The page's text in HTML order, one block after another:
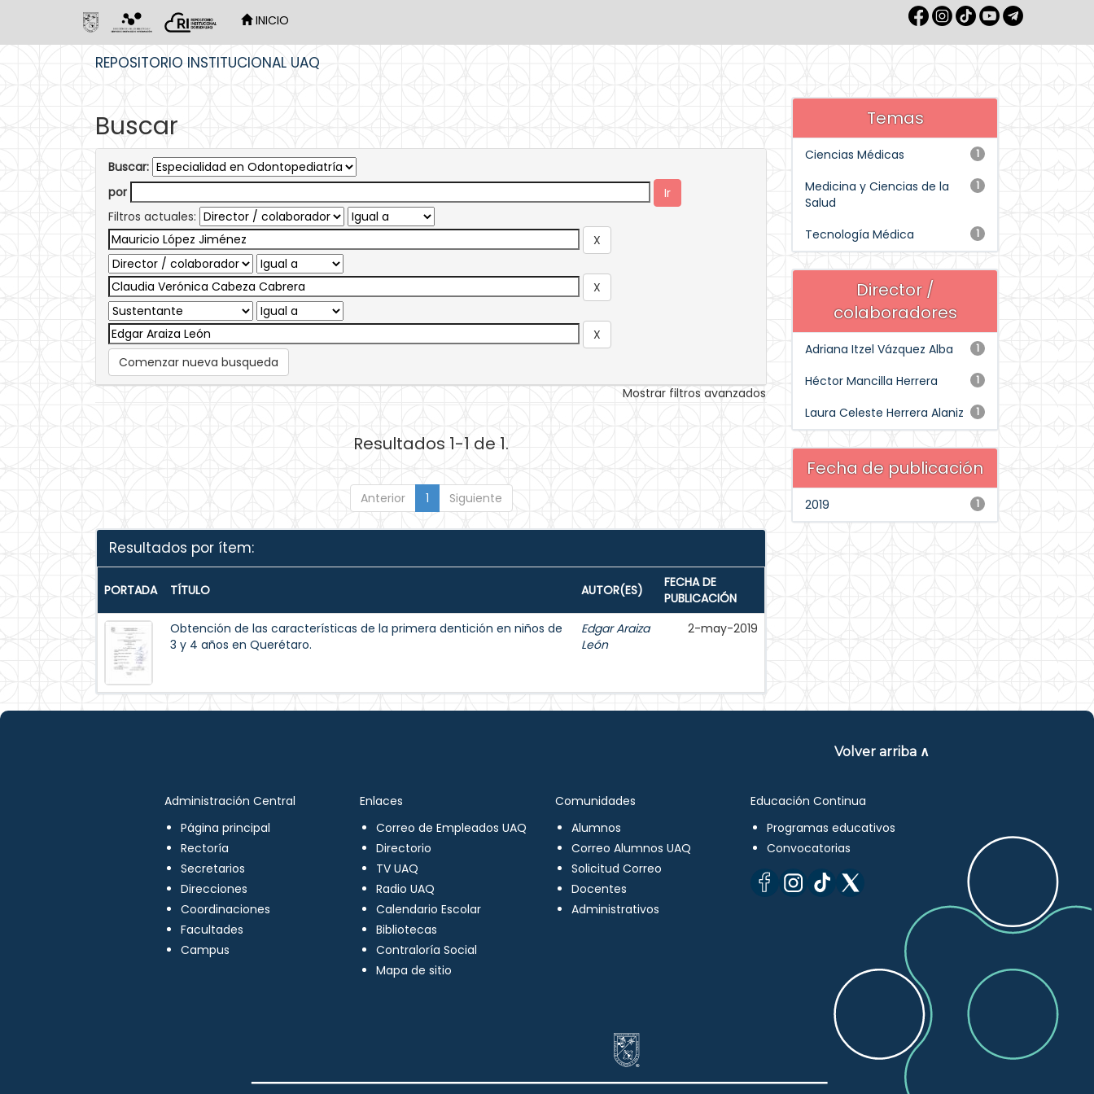
INICIO
REPOSITORIO INSTITUCIONAL UAQ
Buscar
Buscar:
por
Filtros actuales:
Comenzar nueva busqueda
Mostrar filtros avanzados
Resultados 1-1 de 1.
Anterior 1 Siguiente
Resultados por ítem:
PORTADA TÍTULO AUTOR(ES)
FECHA DE
PUBLICACIÓN
Obtención de las características de la primera dentición en niños de
3 y 4 años en Querétaro.
Edgar Araiza
León
2-may-2019
Temas
1
Ciencias Médicas
1
Medicina y Ciencias de la
Salud
1
Tecnología Médica
Director /
colaboradores
1
Adriana Itzel Vázquez Alba
1
Héctor Mancilla Herrera
1
Laura Celeste Herrera Alaniz
Fecha de publicación
1
2019
Volver arriba ∧
Administración Central
Página principal
Rectoría
Secretarios
Direcciones
Coordinaciones
Facultades
Campus
Enlaces
Correo de Empleados UAQ
Directorio
TV UAQ
Radio UAQ
Calendario Escolar
Bibliotecas
Contraloría Social
Mapa de sitio
Comunidades
Alumnos
Correo Alumnos UAQ
Solicitud Correo
Docentes
Administrativos
Educación Continua
Programas educativos
Convocatorias